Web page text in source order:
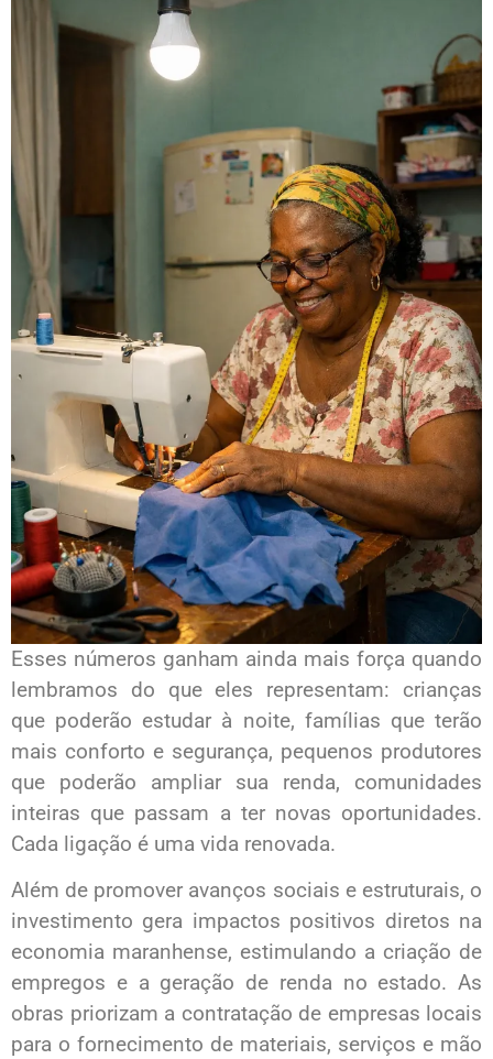
Esses números ganham ainda mais força quando
lembramos do que eles representam: crianças
que poderão estudar à noite, famílias que terão
mais conforto e segurança, pequenos produtores
que poderão ampliar sua renda, comunidades
inteiras que passam a ter novas oportunidades.
Cada ligação é uma vida renovada.
Além de promover avanços sociais e estruturais, o
investimento gera impactos positivos diretos na
economia maranhense, estimulando a criação de
empregos e a geração de renda no estado. As
obras priorizam a contratação de empresas locais
para o fornecimento de materiais, serviços e mão